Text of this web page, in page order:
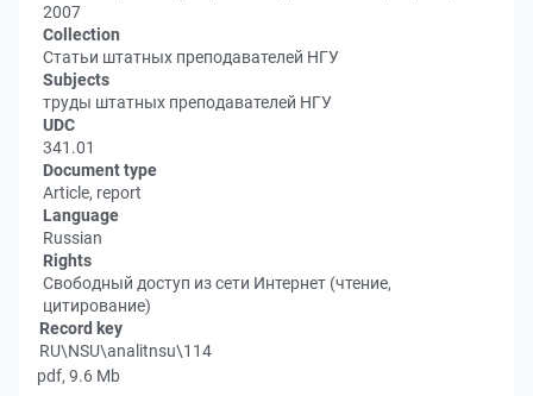
2007
Collection
Статьи штатных преподавателей НГУ
Subjects
труды штатных преподавателей НГУ
UDC
341.01
Document type
Article, report
Language
Russian
Rights
Свободный доступ из сети Интернет (чтение,
цитирование)
Record key
RU\NSU\analitnsu\114
pdf, 9.6 Mb